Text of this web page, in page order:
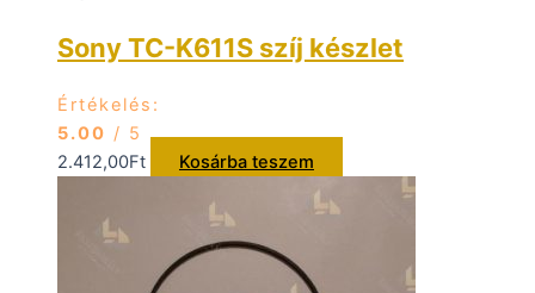
Sony TC-K611S szíj készlet
Értékelés:
5.00 / 5
2.412,00Ft Kosárba teszem